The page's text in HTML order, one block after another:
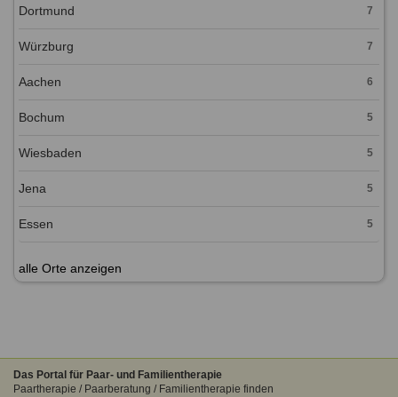
Dortmund 7
Würzburg 7
Aachen 6
Bochum 5
Wiesbaden 5
Jena 5
Essen 5
alle Orte anzeigen
Das Portal für Paar- und Familientherapie
Paartherapie / Paarberatung / Familientherapie finden